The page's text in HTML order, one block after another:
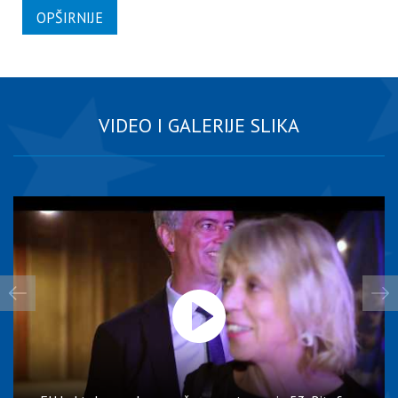
OPŠIRNIJE
VIDEO I GALERIJE SLIKA